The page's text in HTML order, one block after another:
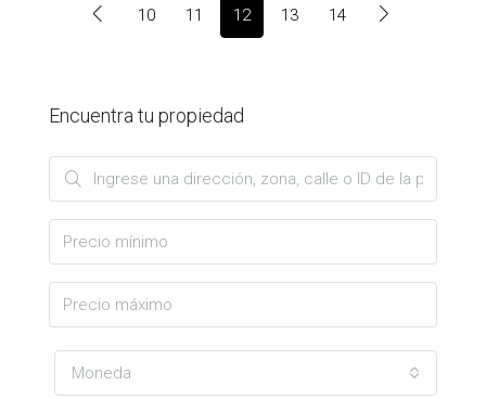
10 11 12 13 14
Encuentra tu propiedad
Moneda